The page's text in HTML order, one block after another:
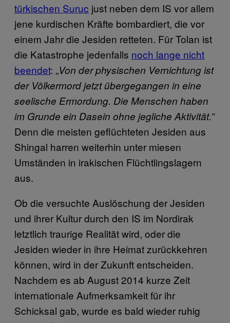
türkischen Suruc just neben dem IS vor allem
jene kurdischen Kräfte bombardiert, die vor
einem Jahr die Jesiden retteten. Für Tolan ist
die Katastrophe jedenfalls noch lange nicht
beendet: „Von der physischen Vernichtung ist
der Völkermord jetzt übergegangen in eine
seelische Ermordung. Die Menschen haben
im Grunde ein Dasein ohne jegliche Aktivität.”
Denn die meisten geflüchteten Jesiden aus
Shingal harren weiterhin unter miesen
Umständen in irakischen Flüchtlingslagern
aus.
Ob die versuchte Auslöschung der Jesiden
und ihrer Kultur durch den IS im Nordirak
letztlich traurige Realität wird, oder die
Jesiden wieder in ihre Heimat zurückkehren
können, wird in der Zukunft entscheiden.
Nachdem es ab August 2014 kurze Zeit
internationale Aufmerksamkeit für ihr
Schicksal gab, wurde es bald wieder ruhig